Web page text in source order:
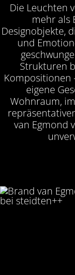
Die Leuchten
mehr als
Designobjekte,
und
Strukturen
Kompositionen
eigene
Wohnraum,
van Egmond